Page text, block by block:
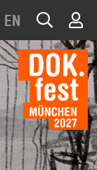
EN